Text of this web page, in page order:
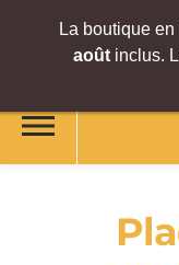
Accéder au
La boutique
aoûtinclus.